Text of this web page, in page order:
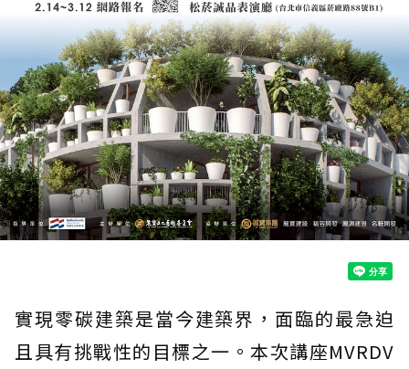
實現零碳建築是當今建築界，面臨的最急迫
且具有挑戰性的目標之一。本次講座MVRDV